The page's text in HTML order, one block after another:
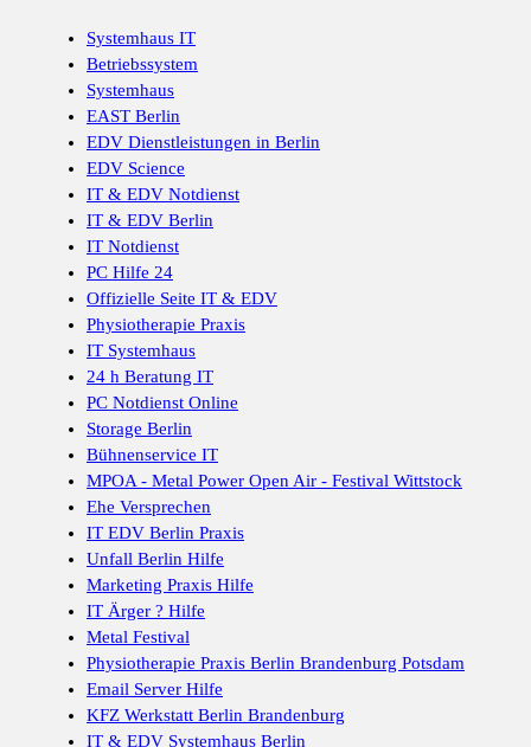
Systemhaus IT
Betriebssystem
Systemhaus
EAST Berlin
EDV Dienstleistungen in Berlin
EDV Science
IT & EDV Notdienst
IT & EDV Berlin
IT Notdienst
PC Hilfe 24
Offizielle Seite IT & EDV
Physiotherapie Praxis
IT Systemhaus
24 h Beratung IT
PC Notdienst Online
Storage Berlin
Bühnenservice IT
MPOA - Metal Power Open Air - Festival Wittstock
Ehe Versprechen
IT EDV Berlin Praxis
Unfall Berlin Hilfe
Marketing Praxis Hilfe
IT Ärger ? Hilfe
Metal Festival
Physiotherapie Praxis Berlin Brandenburg Potsdam
Email Server Hilfe
KFZ Werkstatt Berlin Brandenburg
IT & EDV Systemhaus Berlin